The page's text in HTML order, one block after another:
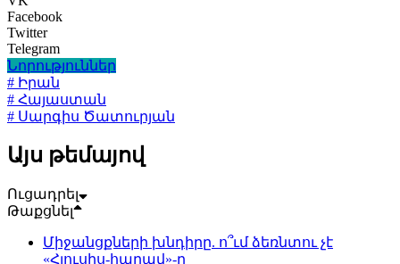
Facebook
Twitter
Telegram
Նորություններ
# Իրան
# Հայաստան
# Սարգիս Ծատուրյան
Այս թեմայով
Ուցադրել
Թաքցնել
Միջանցքների խնդիրը. ո՞ւմ ձեռնտու չէ
«Հյուսիս-հարավ»-ը